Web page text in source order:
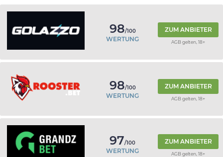
98/100
WERTUNG
ZUM ANBIETER
AGB gelten, 18+
98/100
WERTUNG
ZUM ANBIETER
AGB gelten, 18+
97/100
WERTUNG
ZUM ANBIETER
AGB gelten, 18+